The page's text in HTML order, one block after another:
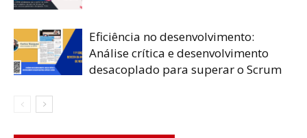
Eficiência no desenvolvimento:
Análise crítica e desenvolvimento
desacoplado para superar o Scrum